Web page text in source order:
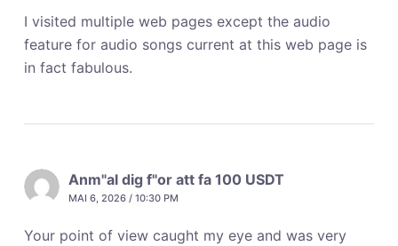
I visited multiple web pages except the audio
feature for audio songs current at this web page is
in fact fabulous.
Anm"al dig f"or att fa 100 USDT
MAI 6, 2026 / 10:30 PM
Your point of view caught my eye and was very